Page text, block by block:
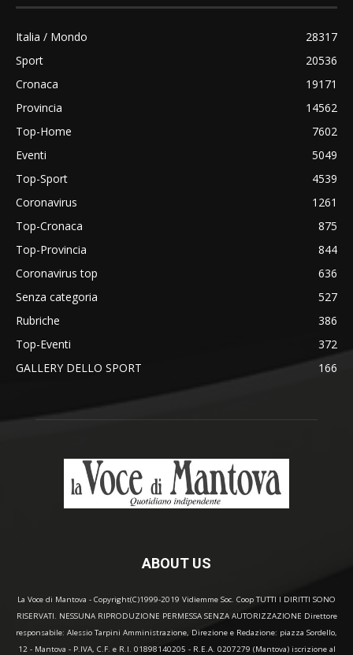
Italia / Mondo
28317
Sport
20536
Cronaca
19171
Provincia
14562
Top-Home
7602
Eventi
5049
Top-Sport
4539
Coronavirus
1261
Top-Cronaca
875
Top-Provincia
844
Coronavirus top
636
Senza categoria
527
Rubriche
386
Top-Eventi
372
GALLERY DELLO SPORT
166
ABOUT US
La Voce di Mantova - Copyright(C)1999-2019 Vidiemme Soc. Coop TUTTI I DIRITTI SONO
RISERVATI. NESSUNA RIPRODUZIONE PERMESSA SENZA AUTORIZZAZIONE Direttore
responsabile: Alessio Tarpini Amministrazione, Direzione e Redazione: piazza Sordello,
12 - Mantova - P.IVA, C.F. e R.I. 01898140205 - R.E.A. 0207279 (Mantova) iscrizione al